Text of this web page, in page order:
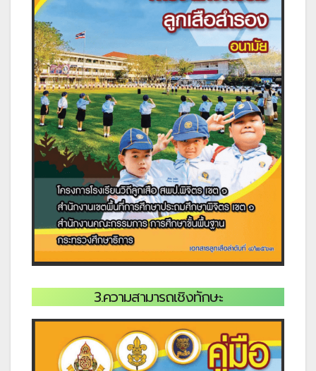
3.ความสามารถเชิงทักษะ